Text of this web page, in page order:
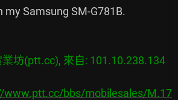
my Samsung SM-G781B.
坊(ptt.cc), 來自: 101.10.238.134
www.ptt.cc/bbs/mobilesales/M.17